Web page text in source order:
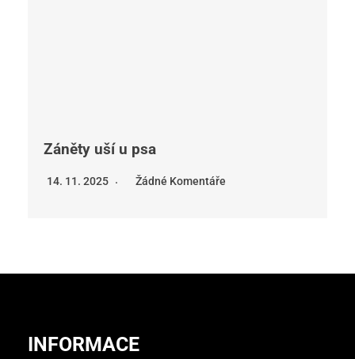
Záněty uší u psa
14. 11. 2025 Žádné Komentáře
INFORMACE